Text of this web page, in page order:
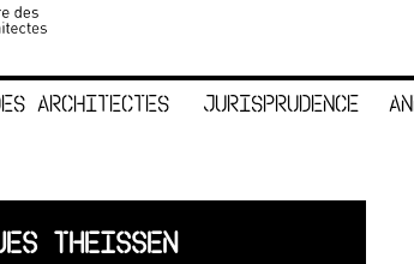
ARCHITECTES JURISPRUDENCE
THEISSEN